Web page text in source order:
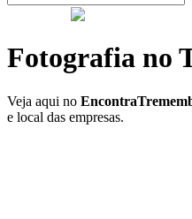
Fotografia no
Veja aqui no
e local das empresas.